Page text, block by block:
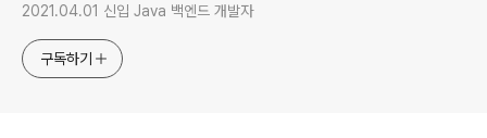
2021.04.01 신입 Java 백엔드 개발자
구독하기